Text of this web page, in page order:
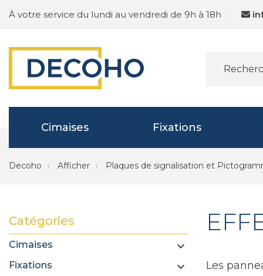
À votre service du lundi au vendredi de 9h à 18h
Cimaises Fixations
Decoho Afficher Plaques de signalisation et
Catégories
Cimaises 
Fixations 
Les